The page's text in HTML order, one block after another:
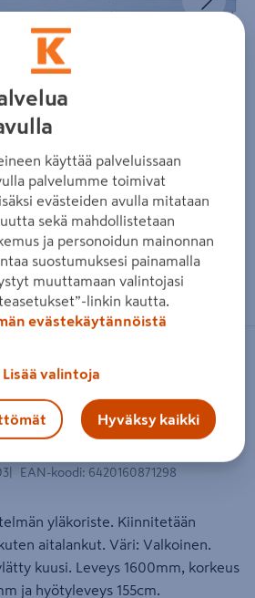
sormilla kosketusnäytöllä
maalattu
EAN-koodi: 6420160871298
yläkoriste. Kiinnitetään
aitalankut. Väri: Valkoinen.
kuusi. Leveys 1600mm, korkeus
ja hyötyleveys 155cm.
käyttää palveluissaan
palvelumme toimivat
evästeiden avulla mitataan
sekä mahdollistetaan
ja personoidun mainonnan
suostumuksesi painamalla
muuttamaan valintojasi
linkin kautta.
evästekäytännöistä
Lisää valintoja
Hyväksy kaikki